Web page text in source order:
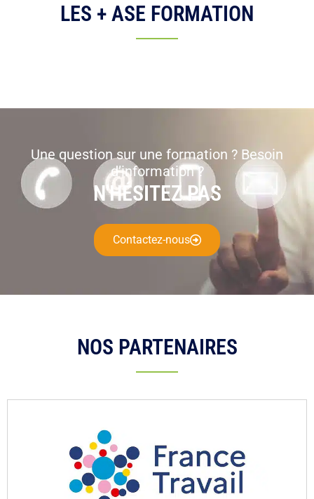
LES + ASE FORMATION
Une question sur une formation ? Besoin
d’information ?
N'HÉSITEZ PAS
Contactez-nous
NOS PARTENAIRES